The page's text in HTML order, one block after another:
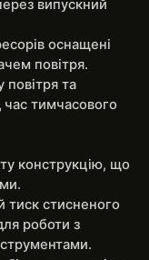
випускний
оснащені
повітря.
повітря та
час тимчасового
конструкцію, що
тиск стисненого
роботи з